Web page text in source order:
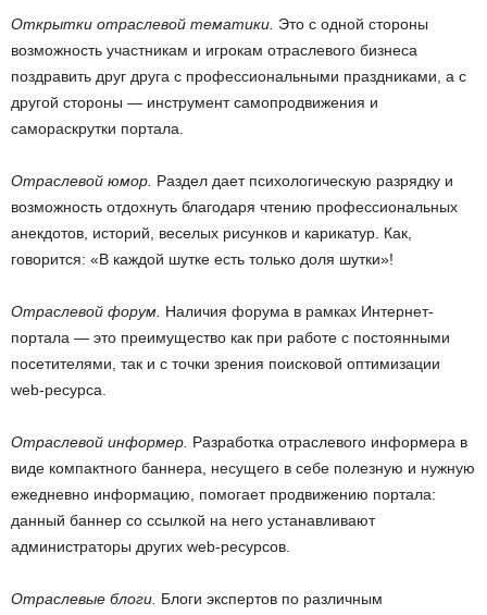
Открытки отраслевой тематики. Это с одной стороны
возможность участникам и игрокам отраслевого бизнеса
поздравить друг друга с профессиональными праздниками, а с
другой стороны — инструмент самопродвижения и
самораскрутки портала.
Отраслевой юмор. Раздел дает психологическую разрядку и
возможность отдохнуть благодаря чтению профессиональных
анекдотов, историй, веселых рисунков и карикатур. Как,
говорится: «В каждой шутке есть только доля шутки»!
Отраслевой форум. Наличия форума в рамках Интернет-
портала — это преимущество как при работе с постоянными
посетителями, так и с точки зрения поисковой оптимизации
web-ресурса.
Отраслевой информер. Разработка отраслевого информера в
виде компактного баннера, несущего в себе полезную и нужную
ежедневно информацию, помогает продвижению портала:
данный баннер со ссылкой на него устанавливают
администраторы других web-ресурсов.
Отраслевые блоги. Блоги экспертов по различным